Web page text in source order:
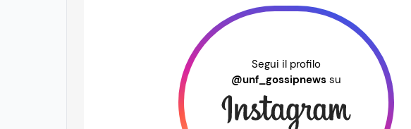
Segui il profilo
@unf_gossipnews su